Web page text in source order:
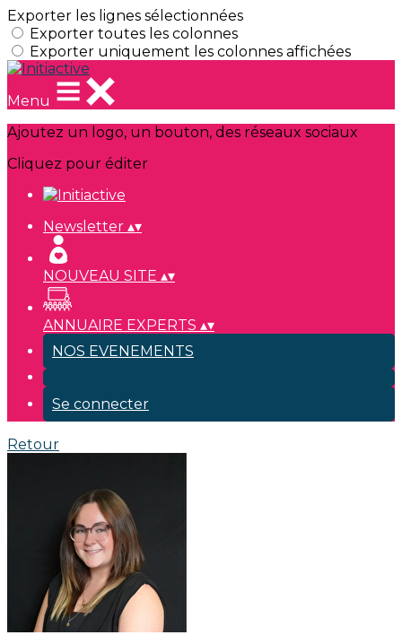
Exporter les lignes sélectionnées
Exporter toutes les colonnes
Exporter uniquement les colonnes affichées
Menu
Ajoutez un logo, un bouton, des réseaux sociaux
Cliquez pour éditer
Newsletter ▴▾
NOUVEAU SITE ▴▾
ANNUAIRE EXPERTS ▴▾
NOS EVENEMENTS
Se connecter
Retour